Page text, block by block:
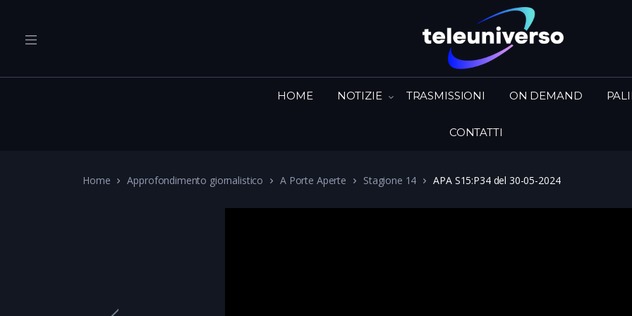
HOME NOTIZIE TRASMISSIONI ON DEMAND
CONTATTI
Home Approfondimento giornalistico A Porte Aperte Stagione 14 APA S15:P34 del 30-05-2024